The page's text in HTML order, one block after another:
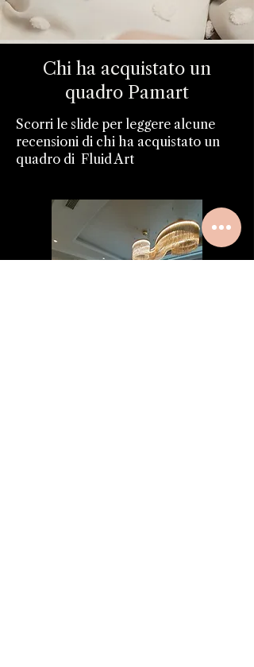
Chi ha acquistato un
quadro Pamart
Scorri le slide per leggere alcune
recensioni di chi ha acquistato un
quadro di Fluid Art